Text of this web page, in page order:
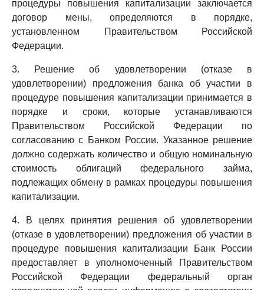
процедуры повышения капитализации заключается
договор мены, определяются в порядке,
установленном Правительством Российской
Федерации.
3. Решение об удовлетворении (отказе в
удовлетворении) предложения банка об участии в
процедуре повышения капитализации принимается в
порядке и сроки, которые устанавливаются
Правительством Российской Федерации по
согласованию с Банком России. Указанное решение
должно содержать количество и общую номинальную
стоимость облигаций федерального займа,
подлежащих обмену в рамках процедуры повышения
капитализации.
4. В целях принятия решения об удовлетворении
(отказе в удовлетворении) предложения об участии в
процедуре повышения капитализации Банк России
предоставляет в уполномоченный Правительством
Российской Федерации федеральный орган